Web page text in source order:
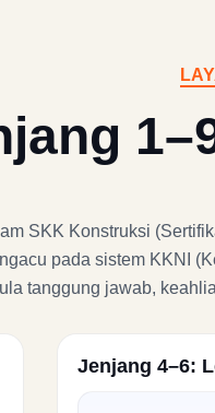
SKK Konstruksi
pada sistem KKNI
tanggung jawab,
Jenjang 4–6: